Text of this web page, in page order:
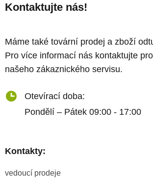
Kontaktujte nás!
Máme také tovární prodej a zboží
Pro více informací nás kontaktujte
našeho zákaznického servisu.
Otevírací doba:
Pondělí – Pátek 09:00 - 17:00
Kontakty:
vedoucí prodeje